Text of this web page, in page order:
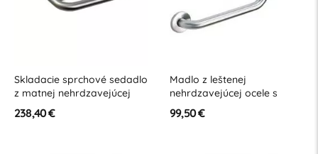
Skladacie sprchové sedadlo
z matnej nehrdzavejúcej
ocele
238,40 €
Madlo z leštenej
nehrdzavejúcej ocele s
uhlom 130° pre osoby so
zdravotným postihnutím
99,50 €